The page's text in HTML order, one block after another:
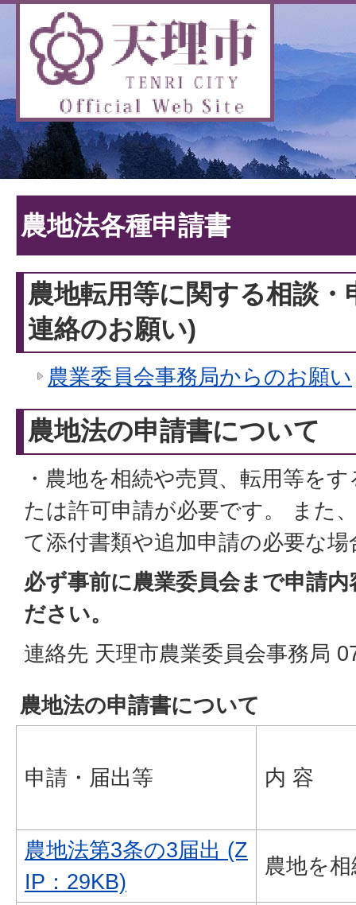
農地法各種申請書
農地転用等に関する相談
連絡のお願い)
農業委員会事務局からのお願い
農地法の申請書について
・農地を相続や売買、転用等を
たは許可申請が必要です。 また
て添付書類や追加申請の必要な
必ず事前に農業委員会まで申請
ださい。
連絡先 天理市農業委員会事務局
農地法の申請書について
申請・届出等 内 容
農地法第3条の3届出 (Z
IP：29KB)
農地を